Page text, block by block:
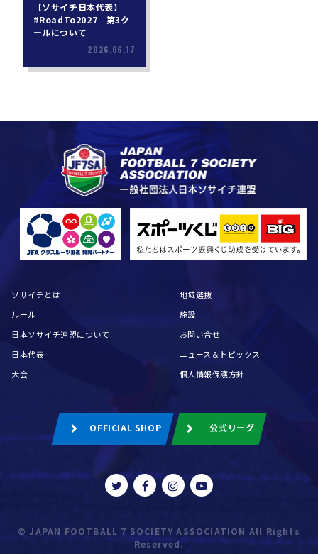
【ソサイチ日本代表】
#RoadTo2027｜第3ク
ールについて
2026.06.17
ソサイチとは
ルール
日本ソサイチ連盟について
日本代表
大会
地域選抜
施設
お問い合せ
ニュース＆トピックス
個人情報保護方針
OFFICIAL SHOP 公式リーグ
© JAPAN FOOTBALL 7 SOCIETY ASSOCIATION All Rights
Reserved.